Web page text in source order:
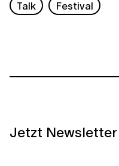
Talk Festival
Jetzt